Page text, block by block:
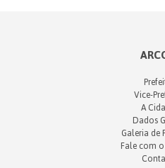
Vice-
A
Dados
Galeria de
Fale com